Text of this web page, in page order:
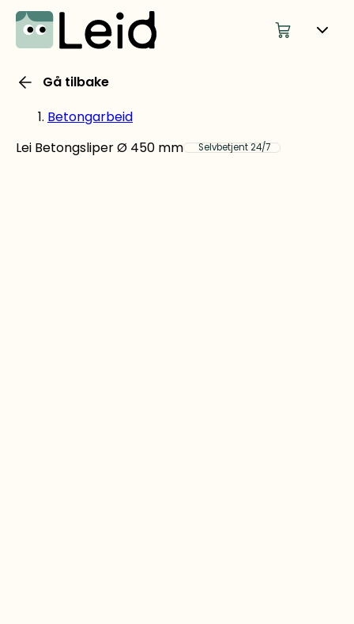
Gå tilbake
Betongarbeid
Lei Betongsliper Ø 450 mm
Selvbetjent 24/7